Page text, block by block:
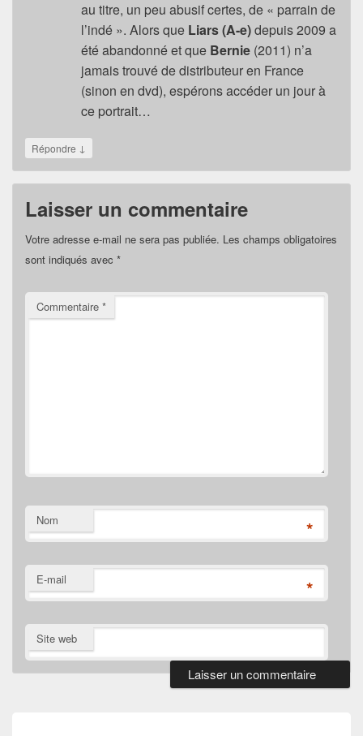
au titre, un peu abusif certes, de « parrain de
l’indé ». Alors que Liars (A-e)depuis 2009 a
été abandonné et que Bernie (2011) n’a
jamais trouvé de distributeur en France
(sinon en dvd), espérons accéder un jour à
ce portrait…
Répondre ↓
Laisser un commentaire
Votre adresse e-mail ne sera pas publiée. Les champs obligatoires
sont indiqués avec *
Commentaire *
Nom *
E-mail *
Site web